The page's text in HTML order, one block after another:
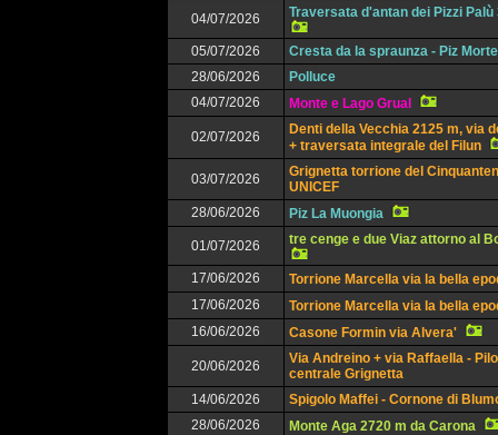
04/07/2026 Traversata d'antan dei Pizzi Palù
05/07/2026
Cresta da la spraunza - Piz
28/06/2026
Polluce
04/07/2026
Monte e Lago Grual
02/07/2026
Denti della Vecchia 2125 m, via
+ traversata integrale del Filun
03/07/2026
Grignetta torrione del
UNICEF
28/06/2026
Piz La Muongia
01/07/2026 tre cenge e due Viaz attorno al
17/06/2026
Torrione Marcella via la bella
17/06/2026
Torrione Marcella via la bella
16/06/2026
Casone Formin via Alvera'
20/06/2026
Via Andreino + via Raffaella -
centrale Grignetta
14/06/2026
Spigolo Maffei - Cornone di
28/06/2026
Monte Aga 2720 m da Carona